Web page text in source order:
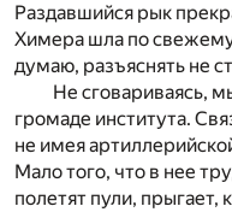
Раздавшийся рык
Химера шла по
думаю, разъяснять не
Не сговариваясь,
громаде института.
не имея
Мало того, что в нее
полетят пули, прыгает,